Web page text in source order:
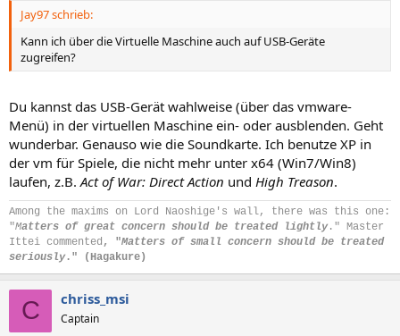
Jay97 schrieb:
Kann ich über die Virtuelle Maschine auch auf USB-Geräte
zugreifen?
Du kannst das USB-Gerät wahlweise (über das vmware-
Menü) in der virtuellen Maschine ein- oder ausblenden. Geht
wunderbar. Genauso wie die Soundkarte. Ich benutze XP in
der vm für Spiele, die nicht mehr unter x64 (Win7/Win8)
laufen, z.B. Act of War: Direct Action und High Treason.
Among the maxims on Lord Naoshige's wall, there was this one:
"Matters of great concern should be treated lightly ." Master
Ittei commented , "Matters of small concern should be treated
seriously." (Hagakure)
C chriss_msi
Captain